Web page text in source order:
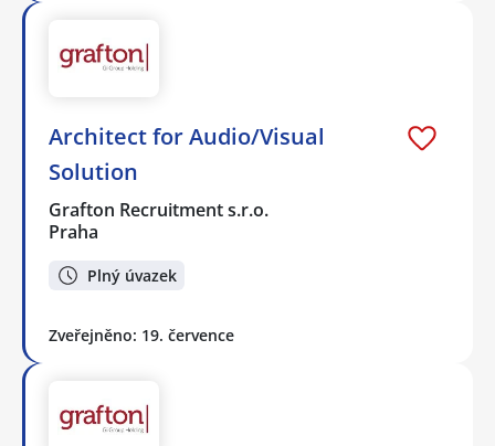
Architect for Audio/Visual
Solution
Grafton Recruitment s.r.o.
Praha
Plný úvazek
Zveřejněno: 19. července